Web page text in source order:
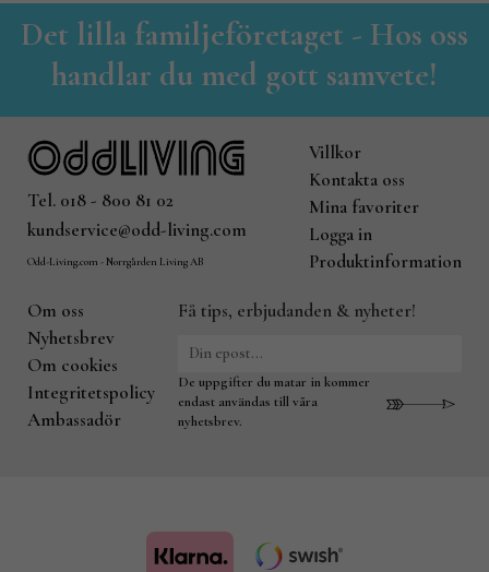
Det lilla familjeföretaget - Hos oss
handlar du med gott samvete!
Tel. 018 - 800 81 02
kundservice@odd-living.com
Odd-Living.com - Norrgården Living AB
Villkor
Kontakta oss
Mina favoriter
Logga in
Produktinformation
Om oss
Nyhetsbrev
Om cookies
Integritetspolicy
Ambassadör
Få tips, erbjudanden & nyheter!
De uppgifter du matar in kommer
endast användas till våra
nyhetsbrev.